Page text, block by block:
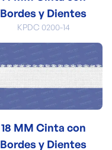
Bordes y Dientes
KPDC 0200-14
18 MM Cinta con
Bordes y Dientes